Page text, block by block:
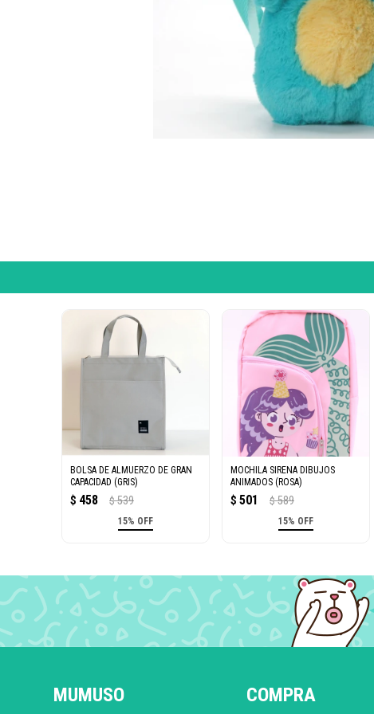
BOLSA DE ALMUERZO DE GRAN
CAPACIDAD (GRIS)
$ 458 $ 539
15% OFF
MOCHILA SIRENA DIBUJOS
ANIMADOS (ROSA)
$ 501 $ 589
15% OFF
MUMUSO COMPRA